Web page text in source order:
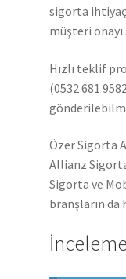
sigorta
müşteri
Hızlı teklif
(0532 681
Özer Sigorta
Allianz
Sigorta ve
branşların